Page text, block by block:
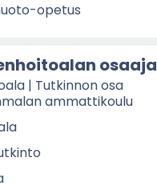
​opetus
osaa­ja
| Tut­kin­non osa
am­mat­ti­kou­lu